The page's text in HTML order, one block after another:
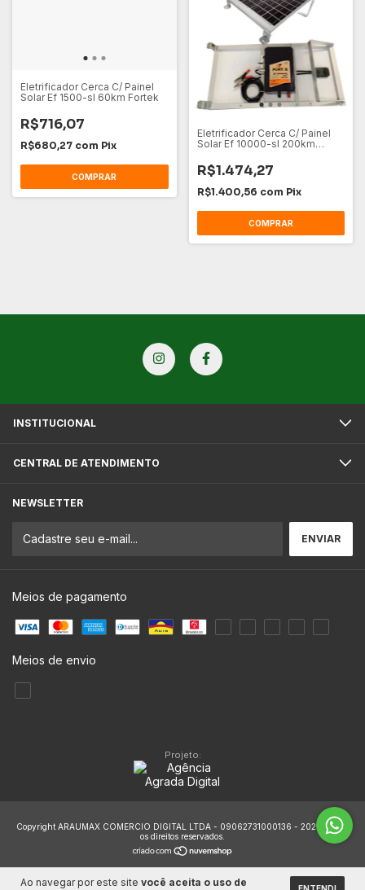
Ao navegar por este site você aceita o uso de
Eletrificador Cerca C/ Painel
Solar Ef 1500-sl 60km Fortek
R$716,07
R$680,27 com Pix
Eletrificador Cerca C/ Painel
Solar Ef 10000-sl 200km
R$1.474,27
R$1.400,56 com Pix
INSTITUCIONAL
CENTRAL DE ATENDIMENTO
NEWSLETTER
Meios de pagamento
Meios de envio
Projeto:
Copyright ARAUMAX COMERCIO DIGITAL LTDA - 09062731000136 - 2026. Todos
os direitos reservados.